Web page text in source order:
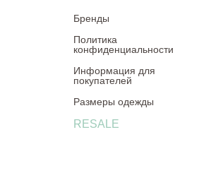
RESALE
Размеры одежды
Информация для
покупателей
Политика
конфиденциальности
Бренды